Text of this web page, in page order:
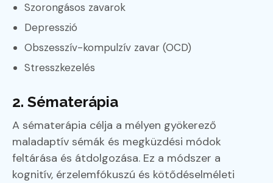
Szorongásos zavarok
Depresszió
Obszesszív-kompulzív zavar (OCD)
Stresszkezelés
2. Sématerápia
A sématerápia célja a mélyen gyökerező
maladaptív sémák és megküzdési módok
feltárása és átdolgozása. Ez a módszer a
kognitív, érzelemfókuszú és kötődéselméleti